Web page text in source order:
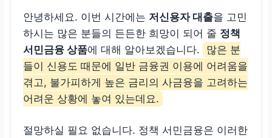
안녕하세요. 이번 시간에는 저신용자 대출을 고민
하시는 많은 분들의 든든한 희망이 되어 줄 정책
서민금융 상품에 대해 알아보겠습니다.
많은 분
들이 신용도 때문에 일반 금융권 이용에 어려움을
겪고, 불가피하게 높은 금리의 사금융을 고려하는
어려운 상황에 놓여 있는데요.
절망하실 필요 없습니다. 정책 서민금융은 이러한